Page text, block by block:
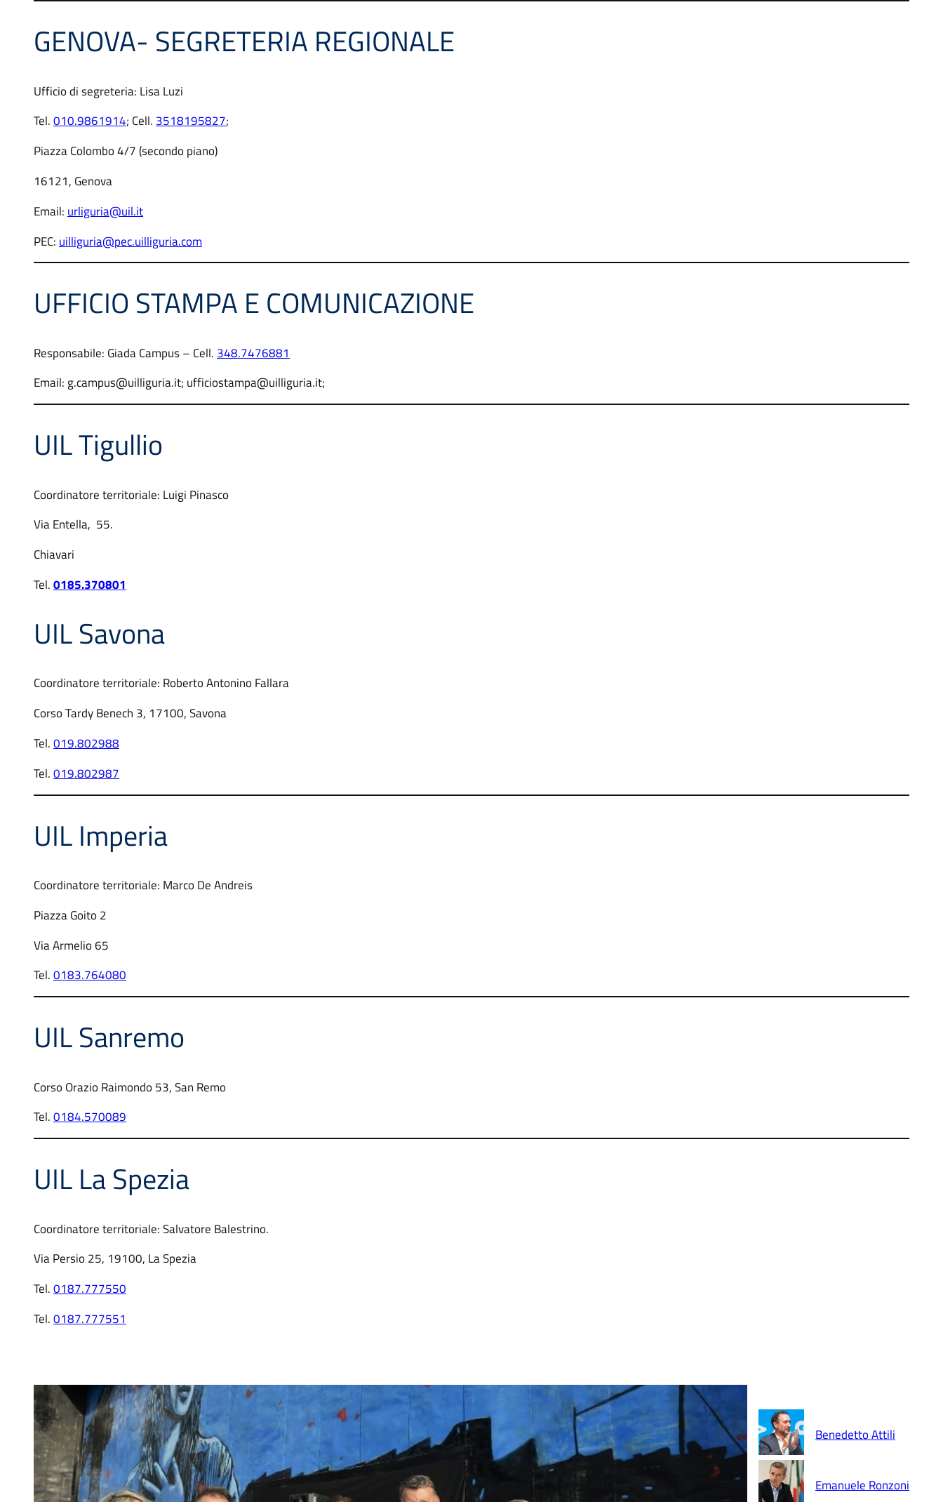
GENOVA- SEGRETERIA REGIONALE
Ufficio di segreteria: Lisa Luzi
Tel.010.9861914; Cell.3518195827;
Piazza Colombo 4/7 (secondo piano)
16121, Genova
Email: urliguria@uil.it
PEC: uilliguria@pec.uilliguria.com
UFFICIO STAMPA E COMUNICAZIONE
Responsabile: Giada Campus – Cell. 348.7476881
Email: g.campus@uilliguria.it; ufficiostampa@uilliguria.it;
UIL Tigullio
Coordinatore territoriale: Luigi Pinasco
Via Entella, 55.
Chiavari
Tel.0185.370801
UIL Savona
Coordinatore territoriale: Roberto Antonino Fallara
Corso Tardy Benech 3, 17100, Savona
Tel.019.802988
Tel.019.802987
UIL Imperia
Coordinatore territoriale: Marco De Andreis
Piazza Goito 2
Via Armelio 65
Tel.0183.764080
UIL Sanremo
Corso Orazio Raimondo 53, San Remo
Tel.0184.570089
UIL La Spezia
Coordinatore territoriale: Salvatore Balestrino.
Via Persio 25, 19100, La Spezia
Tel.0187.777550
Tel.0187.777551
Benedetto Attili
Emanuele Ronzoni